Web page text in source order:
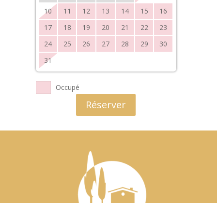
10
11 12 13 14 15
16
17
18 19 20 21 22
23
24
25 26 27 28 29
30
31
Occupé
Réserver